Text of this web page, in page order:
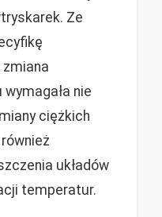
Ze
zmiana
nie
ciężkich
układów
temperatur.